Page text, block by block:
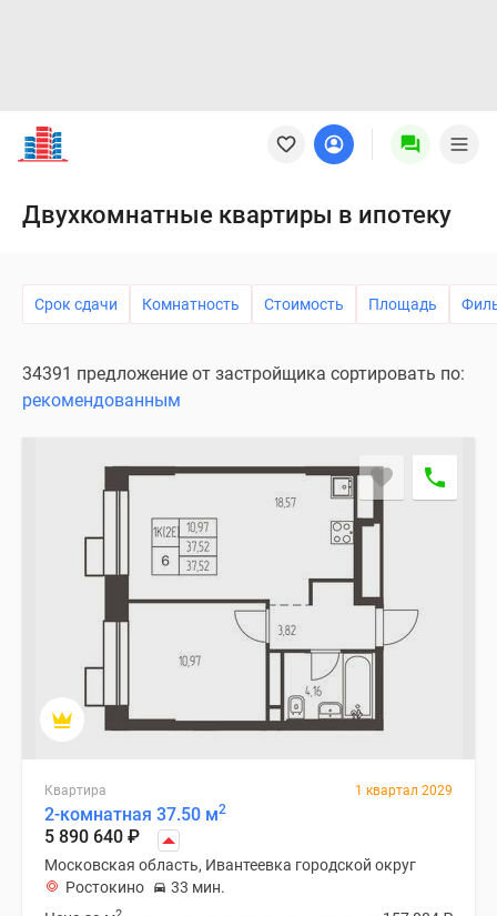
Новостройки
Квартиры
Новостройки
Москвы
Подмосковья
Новостройки
Москвы
новостройки
Коммерческие
Панорамы
новостроек
Видеообзор
новостроек
Экспертиза
новостроек
Экология
Москвы
Двухкомнатные квартиры в ипотеку
Срок сдачи Комнатность Стоимость Площадь
34391 предложение от застройщика сортировать по:
рекомендованным
Квартира 1 квартал 2029
2-комнатная 37.50 м2
5 890 640 ₽
Московская область, Ивантеевка городской округ
Ростокино
33 мин.